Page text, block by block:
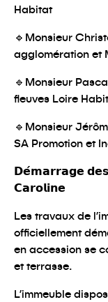
Habitat
🔹 Monsieur
agglomération et
🔹 Monsieur
fleuves Loire
🔹 Monsieur
SA Promotion et
𝗗𝗲́𝗺𝗮𝗿𝗿𝗮𝗴𝗲 𝗱𝗲𝘀
𝗖𝗮𝗿𝗼𝗹𝗶𝗻𝗲
Les travaux de
officiellement
en accession se
et terrasse.
L’immeuble